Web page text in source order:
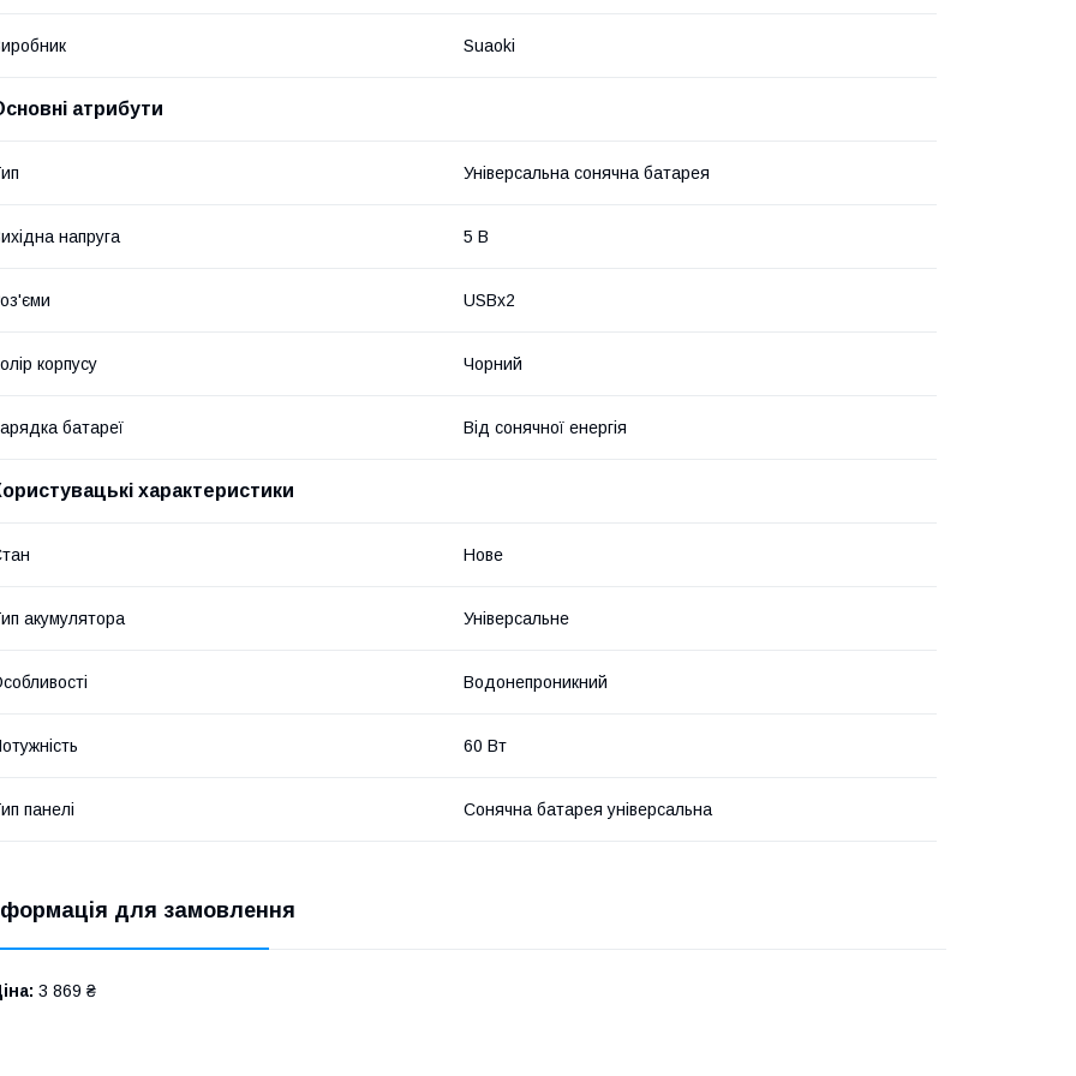
Suaoki
атрибути
Універсальна сонячна батарея
напруга 5 В
USBx2
корпусу Чорний
батареї Від сонячної енергія
характеристики
Нове
акумулятора Універсальне
Водонепроникний
60 Вт
панелі Сонячна батарея універсальна
для замовлення
3 869 ₴